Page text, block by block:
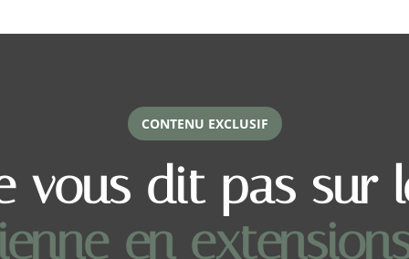
CONTENU EXCLUSIF
vous dit pas sur
en